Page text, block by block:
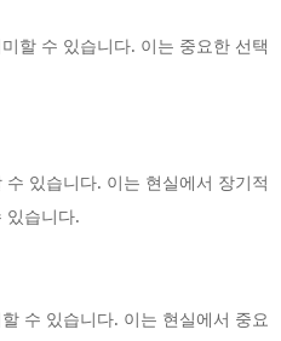
할 수 있습니다. 이는 중요한 선택
있습니다. 이는 현실에서 장기적
있습니다.
수 있습니다. 이는 현실에서 중요